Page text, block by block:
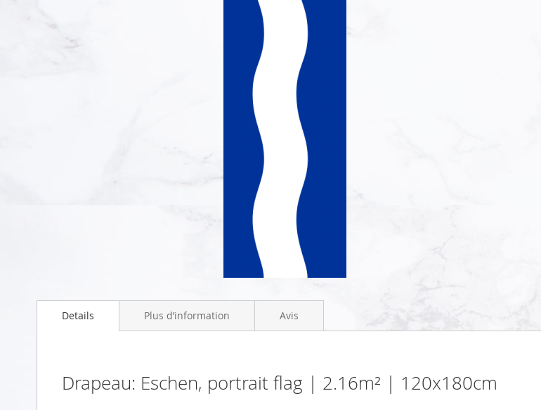
to
gallery
Details
Drapeau: Eschen, portrait flag | 2.16m² | 120x180cm
Plus d’information Avis